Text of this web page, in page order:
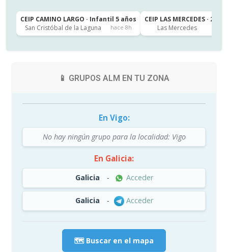
CEIP CAMINO LARGO · Infantil 5 años
San Cristóbal de la Laguna
hace 8h
CEIP LAS MERCEDES · 2º
Las Mercedes
📱 GRUPOS ALM EN TU ZONA
En Vigo:
No hay ningún grupo para la localidad: Vigo
En Galicia:
Galicia - Acceder
Galicia - Acceder
🗺️ Buscar en el mapa